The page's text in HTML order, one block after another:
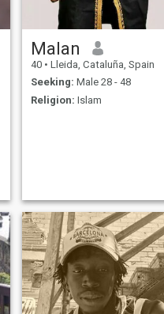
Malan
40 • Lleida, Cataluña, Spain
Seeking: Male 28 - 48
Religion: Islam